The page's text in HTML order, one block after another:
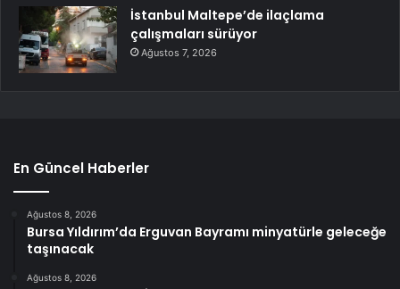
İstanbul Maltepe’de ilaçlama
çalışmaları sürüyor
Ağustos 7, 2026
En Güncel Haberler
Ağustos 8, 2026
Bursa Yıldırım’da Erguvan Bayramı minyatürle geleceğe
taşınacak
Ağustos 8, 2026